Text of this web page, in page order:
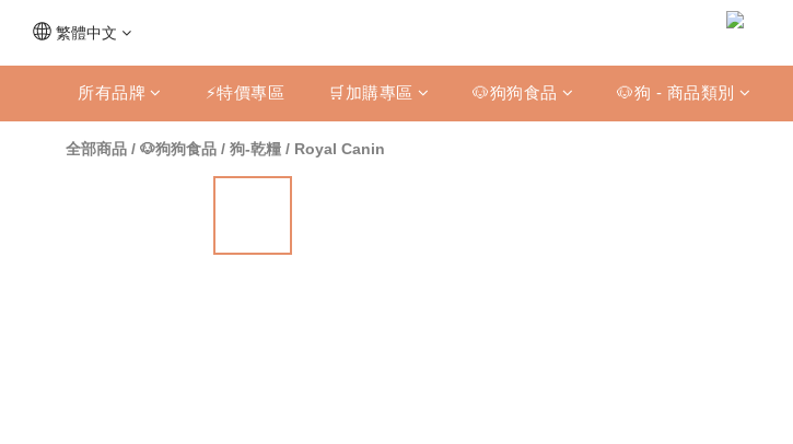
繁體中文
所有品牌 ⚡特價專區 🛒加購專區 🐶狗狗食品 🐶狗 - 商品類別
全部商品 / 🐶狗狗食品 / 狗-乾糧 / Royal Canin